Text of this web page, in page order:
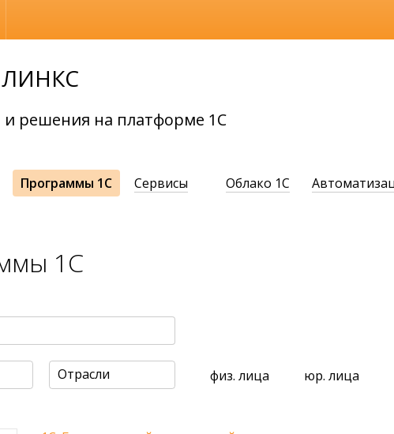
ЛИНКС
решения на платформе 1С
Программы 1С Сервисы Облако 1С
1С
Отрасли физ. лица юр. лица